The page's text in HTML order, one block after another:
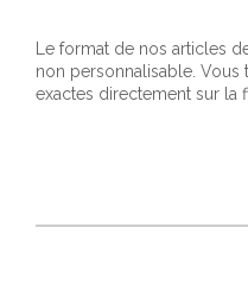
Le format de nos articles
non personnalisable.
exactes directement sur la